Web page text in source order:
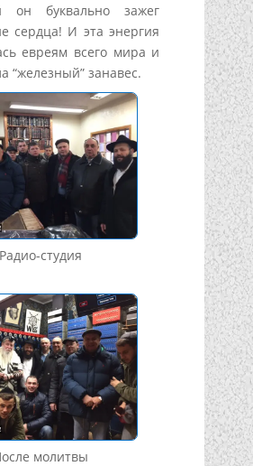
он буквально зажег
сердца! И эта энергия
евреям всего мира и
“железный” занавес.
Радио-студия
молитвы